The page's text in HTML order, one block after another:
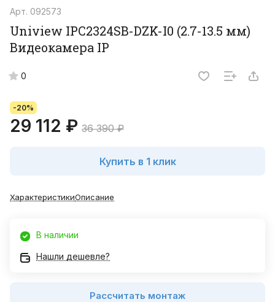
Арт. 092573
Uniview IPC2324SB-DZK-I0 (2.7-13.5 мм)
Видеокамера IP
0
-20%
29 112 ₽ 36 390 ₽
Купить в 1 клик
ХарактеристикиОписание
В наличии
Нашли дешевле?
Рассчитать монтаж